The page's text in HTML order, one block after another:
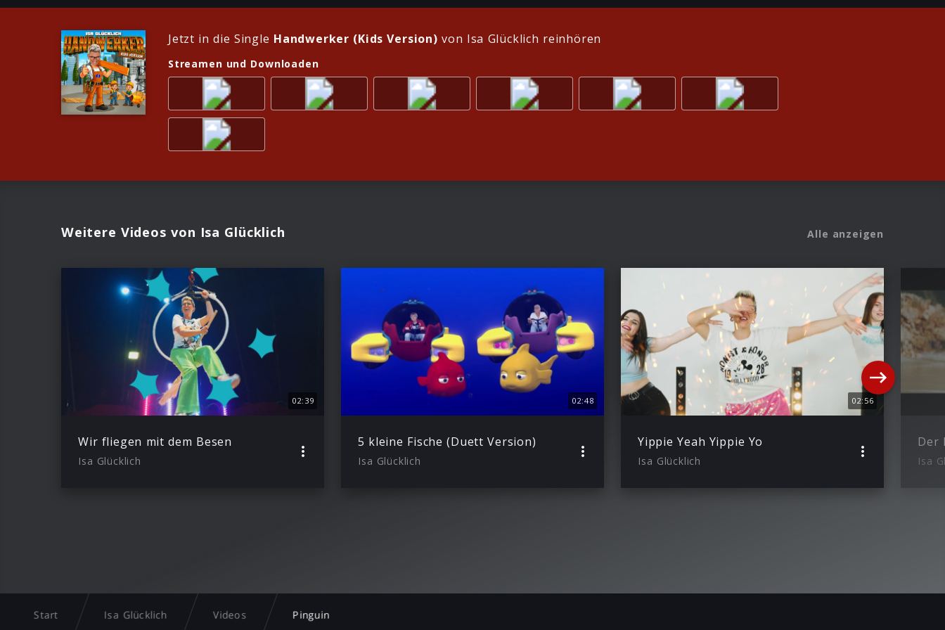
Jetzt in die Single Handwerker (Kids Version) von Isa Glücklich reinhören
Streamen und Downloaden
Weitere Videos von Isa Glücklich Alle anzeigen
02:39
Wir fliegen mit dem Besen
Isa Glücklich
02:48
5 kleine Fische (Duett Version)
Isa Glücklich
02:56
Yippie Yeah Yippie Yo
Isa Glücklich
Der
Isa
Start Isa Glücklich Videos Pinguin